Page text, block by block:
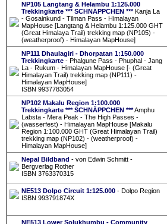
NP105 Langtang & Helambu 1:125.000
Trekkingkarte *** SCHNÄPPCHEN ***Kanja La
- Gosainkund - Tilman Pass - Himalayan
MapHouse [Langtang & Helambu 1:125.000 GHT
(Great Himalaya Trail) trekking map (NP105) -
(weatherproof) - Himalayan MapHouse]
NP111 Dhaulagiri - Dhorpatan 1:150.000
Trekkingkarte - Phalgune Pass - Phuphal - Jang
La - Rukum - Himalayan MapHouse [- (Great
Himalayan Trail) trekking map (NP111) -
Himalayan MapHouse]
ISBN 9937783054
NP102 Makalu Region 1:100.000
Trekkingkarte *** SCHNÄPPCHEN ***Amphu
Labsta - Mera Peak - The High Passes -
(wasserfest) - Himalayan MapHouse [Makalu
Region 1:100.000 GHT (Great Himalayan Trail)
trekking map (NP102) - (weatherproof) -
Himalayan MapHouse]
Nepal Bildband - von Edwin Schmitt -
Bergverlag Rother
ISBN 3763370315
NE513 Dolpo Circuit 1:125.000 - Dolpo Region
ISBN 993791874X
NE513 Lower Solukhumbu - Community